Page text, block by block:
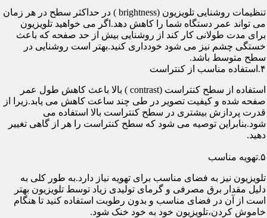
تنظیمات روشنایی تلویزیون (brightness ) در حداکثر سطح در هر زمان
می تواند عمر دستگاه شما را کاهش دهد.اگر می خواهید تلویزیون
برای مدت طولانی کار کند از روشنایی بیش از حد صفحه که باعث
خستگی چشم نیز می شود خودداری کنید.بهتر است روشنایی در
سطح متوسط باشد.
۴.استفاده مناسب از کنتراست
استفاده از سطح کنتراست (contrast ) بالا باعث کاهش طول عمر
صفحه شده و کیفیت تصویر در طی چند ساعت کاهش می یابد.زیرا از
قدرت پردازش بیشتری در سطح کنتراست بالا استفاده می
شود.بنابراین توصیه می شود که سطح کنتراست را هر از گاهی تغییر
دهید.
۵.تهویه مناسب
تلویزیون نیز به فضای مناسب برای تهویه نیاز دارد.به طور کلی به
دلیل مقدار برق مصرفی و گرمای تولیدی زیاد توسط تلویزیون بهتر
است از آن در فضای مناسب و بدون رطوبت استفاده کنید تا هنگام
خاموش کردن،تلویزیون خود به خود خنک شود.